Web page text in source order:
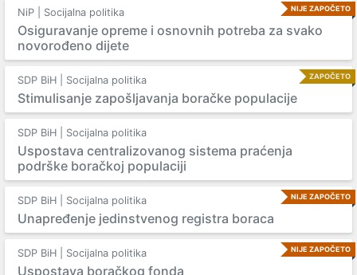
NIJE ZAPOČETO
NiP | Socijalna politika
Osiguravanje opreme i osnovnih potreba za svako
novorođeno dijete
ZAPOČETO
SDP BiH | Socijalna politika
Stimulisanje zapošljavanja boračke populacije
SDP BiH | Socijalna politika
Uspostava centralizovanog sistema praćenja
podrške boračkoj populaciji
NIJE ZAPOČETO
SDP BiH | Socijalna politika
Unapređenje jedinstvenog registra boraca
NIJE ZAPOČETO
SDP BiH | Socijalna politika
Uspostava boračkog fonda